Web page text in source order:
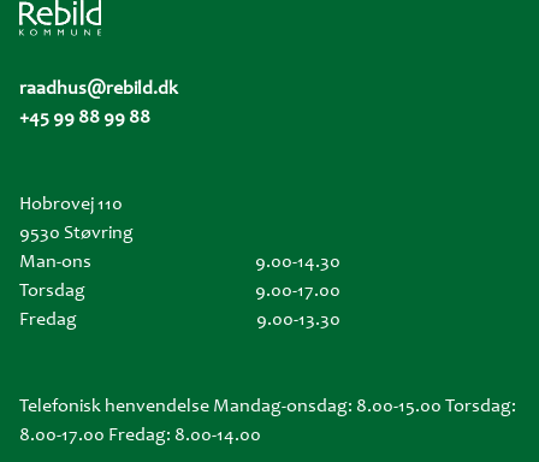
raadhus@rebild.dk
+45 99 88 99 88
Hobrovej 110
9530 Støvring
Man-ons
9.00-14.30
Torsdag
9.00-17.00
Fredag
9.00-13.30
Telefonisk henvendelse Mandag-onsdag: 8.00-15.00 Torsdag:
8.00-17.00 Fredag: 8.00-14.00